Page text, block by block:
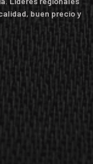
buen precio y